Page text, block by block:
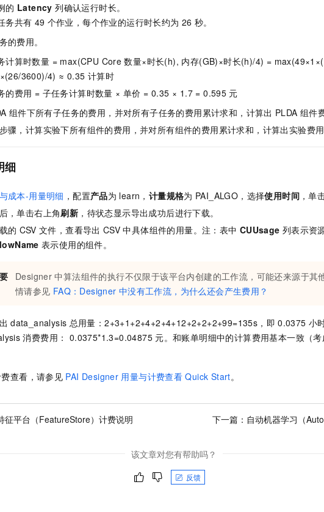
的 Latency 列确认运行时长。
务共有 49 个作业，每个作业的运行时长约为 26 秒。
的费用。
计算时数量 = max(CPU Core 数量×时长(h), 内存(GB)×时长(h)/4) =
3600)/4) ≈ 0.35 计算时
的费用 = 子任务计算时数量 × 单价 = 0.35 × 1.7 = 0.595 元
组件下所有子任务的费用，并对所有子任务的费用累计求和，计算出 PLDA 组件
骤，计算实验下所有组件的费用，并对所有组件的费用累计求和，计算出实验费用
细
成本-用量明细 ，配置产品为 learn， 计量规格为 PAI_ALGO，选择使用时间 ，单
，单击右上角刷新 ，待状态显示导出成功后进行下载。
的 CSV 文件，查看导出 CSV 中具体组件的用量。注：表中 CUUsage 列表示资
表示使用的组件。
Designer 中算法组件的执行不仅限于该平台内创建的工作流，可能还来源于其
情请参见 FAQ：Designer 中没有工作流，为什么还会产生费用？
data_analysis 总用量：2+3+1+2+4+2+4+12+2+2+2+99=135s，即 0.0375 小
消费费用： 0.0375*1.3=0.04875 元。和账单明细中的计算费用基本一致（
查看，请参见 PAI Designer 用量与计费查看 Quick Start。
征平台（FeatureStore）计费说明 下一篇： 自动机器学习（
该文章对您有帮助吗？
反馈